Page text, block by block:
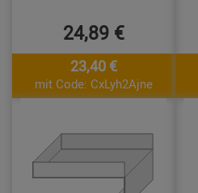
24,89 €
23,40 €
mit Code: CxLyh2Ajne